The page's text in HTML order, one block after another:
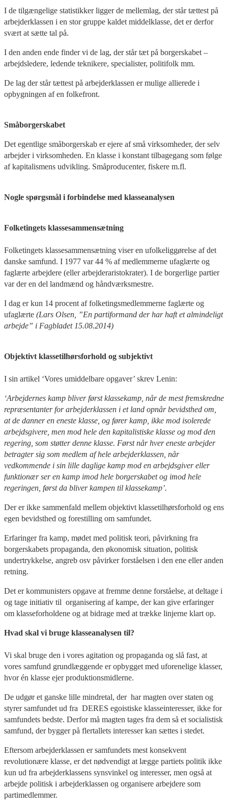
I de tilgængelige statistikker ligger de mellemlag, der står tættest på
arbejderklassen i en stor gruppe kaldet middelklasse, det er derfor
svært at sætte tal på.
I den anden ende finder vi de lag, der står tæt på borgerskabet –
arbejdsledere, ledende teknikere, specialister, politifolk mm.
De lag der står tættest på arbejderklassen er mulige allierede i
opbygningen af en folkefront.
Småborgerskabet
Det egentlige småborgerskab er ejere af små virksomheder, der selv
arbejder i virksomheden. En klasse i konstant tilbagegang som følge
af kapitalismens udvikling. Småproducenter, fiskere m.fl.
Nogle spørgsmål i forbindelse med klasseanalysen
Folketingets klassesammensætning
Folketingets klassesammensætning viser en ufolkeliggørelse af det
danske samfund. I 1977 var 44 % af medlemmerne ufaglærte og
faglærte arbejdere (eller arbejderaristokrater). I de borgerlige partier
var der en del landmænd og håndværksmestre.
I dag er kun 14 procent af folketingsmedlemmerne faglærte og
ufaglærte (Lars Olsen, ”En partiformand der har haft et almindeligt
arbejde” i Fagbladet 15.08.2014)
Objektivt klassetilhørsforhold og subjektivt
I sin artikel ‘Vores umiddelbare opgaver’ skrev Lenin:
‘Arbejdernes kamp bliver først klassekamp, når de mest fremskredne
repræsentanter for arbejderklassen i et land opnår bevidsthed om,
at de danner en eneste klasse, og fører kamp, ikke mod isolerede
arbejdsgivere, men mod hele den kapitalistiske klasse og mod den
regering, som støtter denne klasse. Først når hver eneste arbejder
betragter sig som medlem af hele arbejderklassen, når
vedkommende i sin lille daglige kamp mod en arbejdsgiver eller
funktionær ser en kamp imod hele borgerskabet og imod hele
regeringen, først da bliver kampen til klassekamp’.
Der er ikke sammenfald mellem objektivt klassetilhørsforhold og ens
egen bevidsthed og forestilling om samfundet.
Erfaringer fra kamp, mødet med politisk teori, påvirkning fra
borgerskabets propaganda, den økonomisk situation, politisk
undertrykkelse, angreb osv påvirker forståelsen i den ene eller anden
retning.
Det er kommunisters opgave at fremme denne forståelse, at deltage i
og tage initiativ til organisering af kampe, der kan give erfaringer
om klasseforholdene og at bidrage med at trække linjerne klart op.
Hvad skal vi bruge klasseanalysen til?
Vi skal bruge den i vores agitation og propaganda og slå fast, at
vores samfund grundlæggende er opbygget med uforenelige klasser,
hvor én klasse ejer produktionsmidlerne.
De udgør et ganske lille mindretal, der har magten over staten og
styrer samfundet ud fra DERES egoistiske klasseinteresser, ikke for
samfundets bedste. Derfor må magten tages fra dem så et socialistisk
samfund, der bygger på flertallets interesser kan sættes i stedet.
Eftersom arbejderklassen er samfundets mest konsekvent
revolutionære klasse, er det nødvendigt at lægge partiets politik ikke
kun ud fra arbejderklassens synsvinkel og interesser, men også at
arbejde politisk i arbejderklassen og organisere arbejdere som
partimedlemmer.